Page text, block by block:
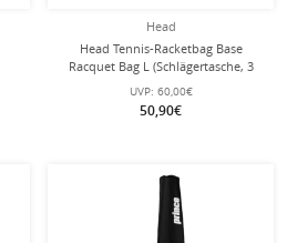
Head
Head Tennis-Racketbag Base
Racquet Bag L (Schlägertasche, 3
UVP: 60,00€
50,90€